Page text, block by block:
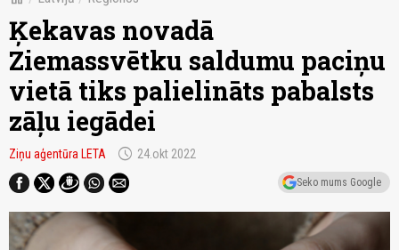
Ķekavas novadā
Ziemassvētku saldumu paciņu
vietā tiks palielināts pabalsts
zāļu iegādei
Ziņu aģentūra LETA schedule 24.okt 2022
Seko mums Google